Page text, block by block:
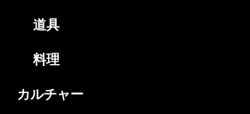
道具
料理
カルチャー